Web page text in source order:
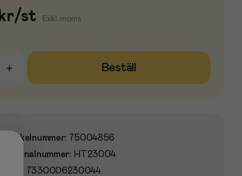
kr/st Exkl. moms
Beställ
Artikelnummer: 75004856
Originalnummer: HT23004
7330006230044